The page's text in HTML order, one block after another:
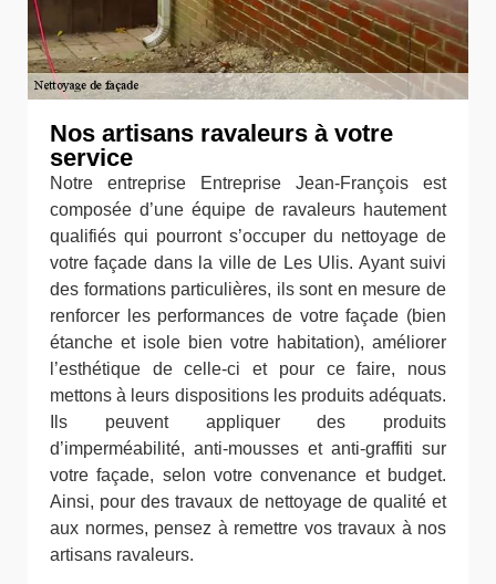
Nos artisans ravaleurs à votre
service
Notre entreprise Entreprise Jean-François est
composée d’une équipe de ravaleurs hautement
qualifiés qui pourront s’occuper du nettoyage de
votre façade dans la ville de Les Ulis. Ayant suivi
des formations particulières, ils sont en mesure de
renforcer les performances de votre façade (bien
étanche et isole bien votre habitation), améliorer
l’esthétique de celle-ci et pour ce faire, nous
mettons à leurs dispositions les produits adéquats.
Ils peuvent appliquer des produits
d’imperméabilité, anti-mousses et anti-graffiti sur
votre façade, selon votre convenance et budget.
Ainsi, pour des travaux de nettoyage de qualité et
aux normes, pensez à remettre vos travaux à nos
artisans ravaleurs.